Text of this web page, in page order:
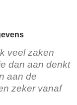
veel zaken
dan aan denkt
aan de
zeker vanaf